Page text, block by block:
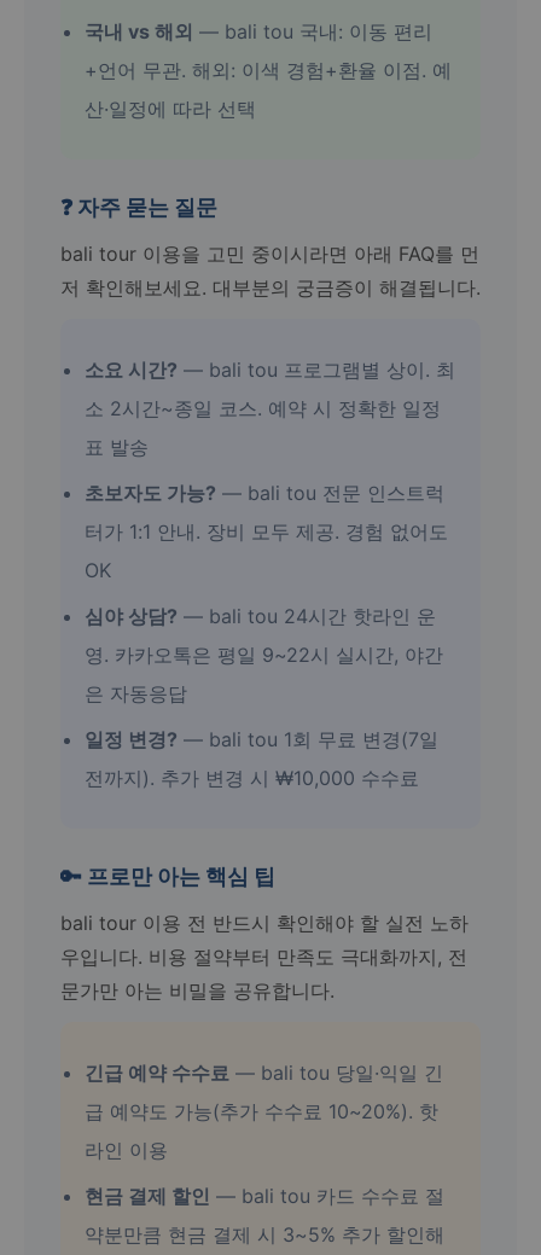
국내 vs 해외 — bali tou 국내: 이동 편리
+언어 무관. 해외: 이색 경험+환율 이점. 예
산·일정에 따라 선택
❓ 자주 묻는 질문
bali tour 이용을 고민 중이시라면 아래 FAQ를 먼
저 확인해보세요. 대부분의 궁금증이 해결됩니다.
소요 시간? — bali tou 프로그램별 상이. 최
소 2시간~종일 코스. 예약 시 정확한 일정
표 발송
초보자도 가능? — bali tou 전문 인스트럭
터가 1:1 안내. 장비 모두 제공. 경험 없어도
OK
심야 상담? — bali tou 24시간 핫라인 운
영. 카카오톡은 평일 9~22시 실시간, 야간
은 자동응답
일정 변경? — bali tou 1회 무료 변경(7일
전까지). 추가 변경 시 ₩10,000 수수료
🔑 프로만 아는 핵심 팁
bali tour 이용 전 반드시 확인해야 할 실전 노하
우입니다. 비용 절약부터 만족도 극대화까지, 전
문가만 아는 비밀을 공유합니다.
긴급 예약 수수료 — bali tou 당일·익일 긴
급 예약도 가능(추가 수수료 10~20%). 핫
라인 이용
현금 결제 할인 — bali tou 카드 수수료 절
약분만큼 현금 결제 시 3~5% 추가 할인해